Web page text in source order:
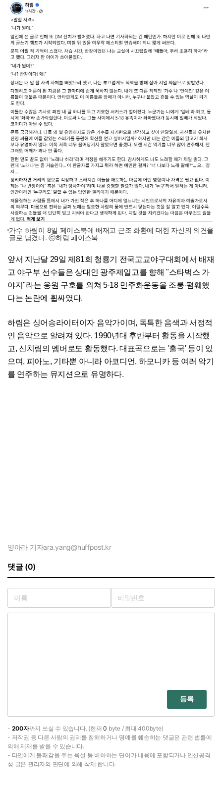
가수 하림이 8일 페이스북에 배재고 근조 화환에 대한 자신의 의견을
글로 남겼다. ⓒ하림 페이스북
앞서 지난달 29일 제81회 청룡기 전국고교야구대회에서 배재
고 야구부 선수들은 상대인 광주제일고를 향해 "스타벅스 가
야지"라는 응원 구호를 외쳐 5·18 민주화운동을 조롱·폄훼했
다는 논란에 휩싸였다.
하림은 싱어송라이터이자 음악가이며, 독특한 음색과 서정적
인 음악으로 알려져 있다. 1990년대 후반부터 활동을 시작했
고, 신치림의 멤버로도 활동했다. 대표곡으로는 '출국' 등이 있
으며, 피아노, 기타뿐 아니라 아코디언, 하모니카 등 여러 악기
를 연주하는 뮤지션으로 유명하다.
양아라 기자ara.yang@huffpost.kr
댓글 (0)
등록
- 200자까지 쓰실 수 있습니다. (현재0 byte / 최대 400byte)
- 저작권 등 다른 사람의 권리를 침해하거나 명예를 훼손하는 댓글은 관련 법률에
의해 제재를 받을 수 있습니다.
- 타인에게 불쾌감을 주는 욕설 등 비하하는 단어가 내용에 포함되거나 인신공격
성 글은 관리자의 판단에 의해 삭제 합니다.